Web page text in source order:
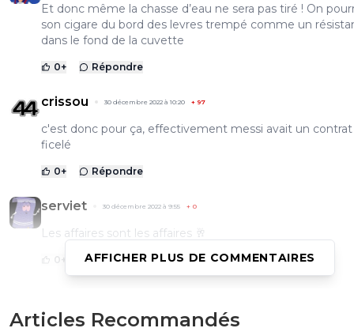
Et donc même la chasse d’eau ne sera pas tiré ! On
son cigare du bord des levres trempé comme un
dans le fond de la cuvette
0+ Répondre
crissou 30 décembre 2022 à 10:20 + 97
c'est donc pour ça, effectivement messi avait un
ficelé
0+ Répondre
serviet 30 décembre 2022 à 9:55 + 0
Les affaires sont les affaires 🥂
0 + Répondre
tybalt 30 décembre 2022 à 9:20
AFFICHER PLUS DE COMMENTAIRES
Articles Recommandés